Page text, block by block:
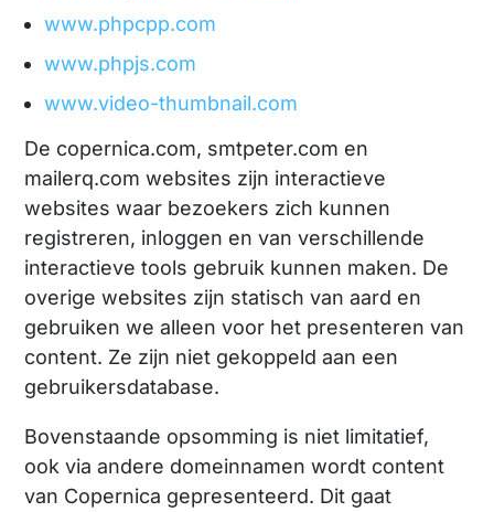
www.phpcpp.com
www.phpjs.com
www.video-thumbnail.com
De copernica.com, smtpeter.com en
mailerq.com websites zijn interactieve
websites waar bezoekers zich kunnen
registreren, inloggen en van verschillende
interactieve tools gebruik kunnen maken. De
overige websites zijn statisch van aard en
gebruiken we alleen voor het presenteren van
content. Ze zijn niet gekoppeld aan een
gebruikersdatabase.
Bovenstaande opsomming is niet limitatief,
ook via andere domeinnamen wordt content
van Copernica gepresenteerd. Dit gaat